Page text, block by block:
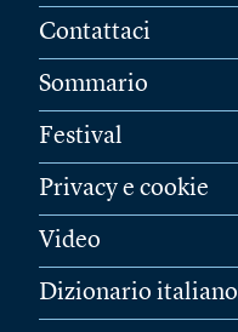
Contattaci
Sommario
Festival
Privacy e cookie
Video
Dizionario italiano